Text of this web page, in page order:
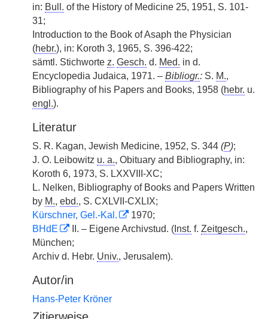
in: Bull. of the History of Medicine 25, 1951, S. 101-
31;
Introduction to the Book of Asaph the Physician
(hebr.), in: Koroth 3, 1965, S. 396-422;
sämtl. Stichworte z. Gesch. d. Med. in d.
Encyclopedia Judaica, 1971. – Bibliogr.: S. M.,
Bibliography of his Papers and Books, 1958 (hebr. u.
engl.).
Literatur
S. R. Kagan, Jewish Medicine, 1952, S. 344 (P);
J. O. Leibowitz u. a., Obituary and Bibliography, in:
Koroth 6, 1973, S. LXXVIII-XC;
L. Nelken, Bibliography of Books and Papers Written
by M., ebd., S. CXLVII-CXLIX;
Kürschner, Gel.-Kal.
1970;
BHdE
II. – Eigene Archivstud. ( Inst. f. Zeitgesch.,
München;
Archiv d. Hebr. Univ., Jerusalem).
Autor/in
Hans-Peter Kröner